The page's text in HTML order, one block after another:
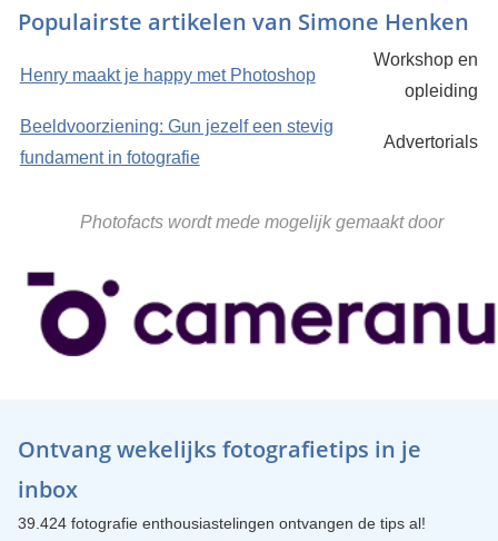
Populairste artikelen van Simone Henken
Henry maakt je happy met Photoshop
Workshop en
opleiding
Beeldvoorziening: Gun jezelf een stevig
fundament in fotografie
Advertorials
Photofacts wordt mede mogelijk gemaakt door
Ontvang wekelijks fotografietips in je
inbox
39.424 fotografie enthousiastelingen ontvangen de tips al!